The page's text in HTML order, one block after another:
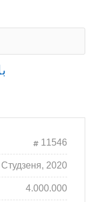
11546
Студзеня, 2020
4.000.000